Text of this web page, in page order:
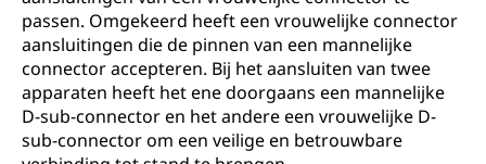
passen. Omgekeerd heeft een vrouwelijke connector
aansluitingen die de pinnen van een mannelijke
connector accepteren. Bij het aansluiten van twee
apparaten heeft het ene doorgaans een mannelijke
D-sub-connector en het andere een vrouwelijke D-
sub-connector om een veilige en betrouwbare